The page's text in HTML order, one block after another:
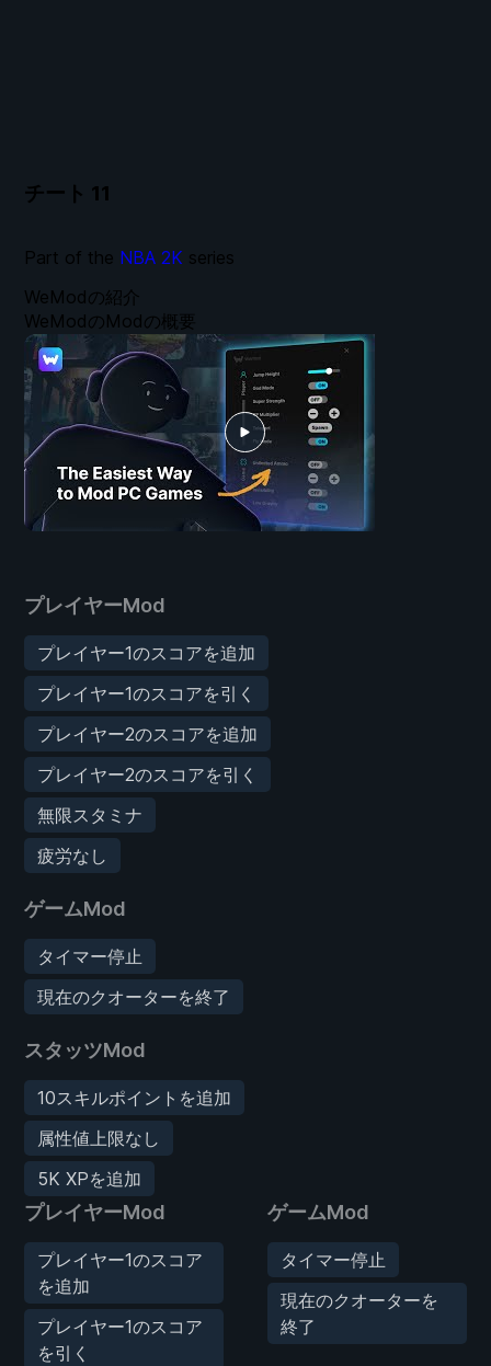
チート 11
プレイヤーMod
プレイヤー1のスコアを追加
プレイヤー1のスコアを引く
プレイヤー2のスコアを追加
プレイヤー2のスコアを引く
無限スタミナ
疲労なし
ゲームMod
タイマー停止
現在のクオーターを終了
スタッツMod
10スキルポイントを追加
属性値上限なし
5K XPを追加
プレイヤーMod
プレイヤー1のスコア
を追加
プレイヤー1のスコア
を引く
ゲームMod
タイマー停止
現在のクオーターを
終了
WeModの紹介
WeModのModの概要
Part of the NBA 2K series